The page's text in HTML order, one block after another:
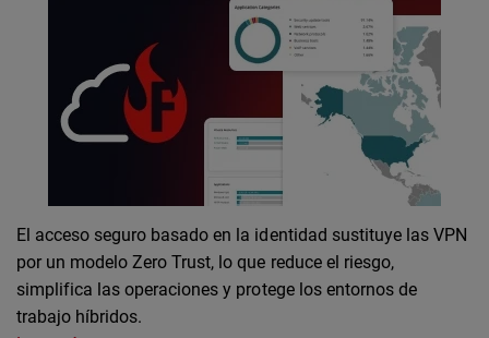
El acceso seguro basado en la identidad sustituye las VPN
por un modelo Zero Trust, lo que reduce el riesgo,
simplifica las operaciones y protege los entornos de
trabajo híbridos.